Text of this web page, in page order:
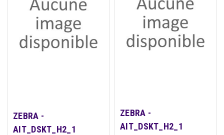
ZEBRA -
AIT_DSKT_H2_1
ZEBRA -
AIT_DSKT_H2_1